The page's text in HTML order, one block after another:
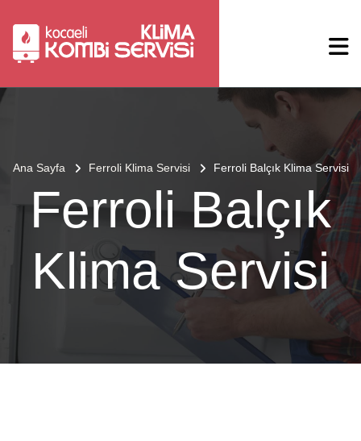
Ana Sayfa Ferroli Klima Servisi Ferroli Balçık Klima Servisi
Ferroli Balçık
Klima Servisi